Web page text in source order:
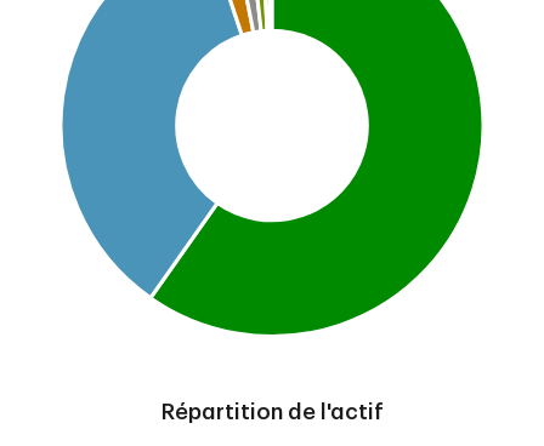
Répartition de l'actif